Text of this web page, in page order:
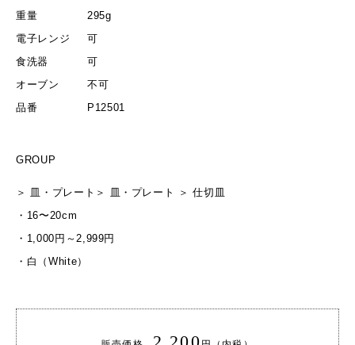
重量
295g
電子レンジ
可
食洗器
可
オーブン
不可
品番
P12501
GROUP
＞ 皿・プレート ＞ 皿・プレート ＞仕切皿
・ 16〜20cm
・ 1,000円～2,999円
・ 白（White）